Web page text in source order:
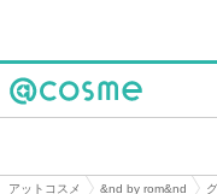
アットコスメ &nd by rom&nd